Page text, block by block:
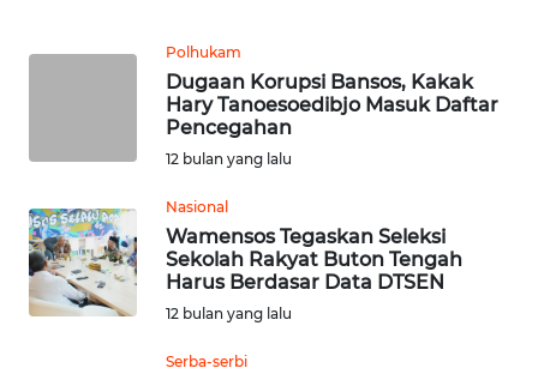
Polhukam
Dugaan Korupsi Bansos, Kakak
Hary Tanoesoedibjo Masuk Daftar
Pencegahan
12 bulan yang lalu
Nasional
Wamensos Tegaskan Seleksi
Sekolah Rakyat Buton Tengah
Harus Berdasar Data DTSEN
12 bulan yang lalu
Serba-serbi
DAIRI
WN
DANAU
TOBA